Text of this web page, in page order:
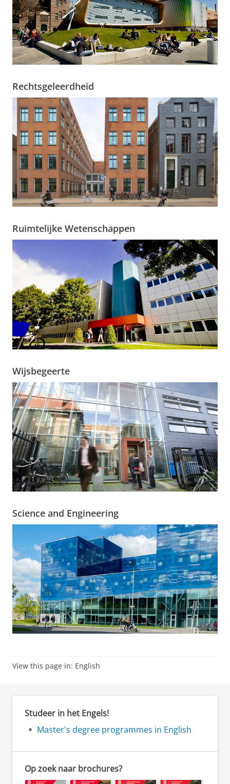
Rechtsgeleerdheid
Ruimtelijke Wetenschappen
Wijsbegeerte
Science and Engineering
View this page in: English
Studeer in het Engels!
Master's degree programmes in English
Op zoek naar brochures?